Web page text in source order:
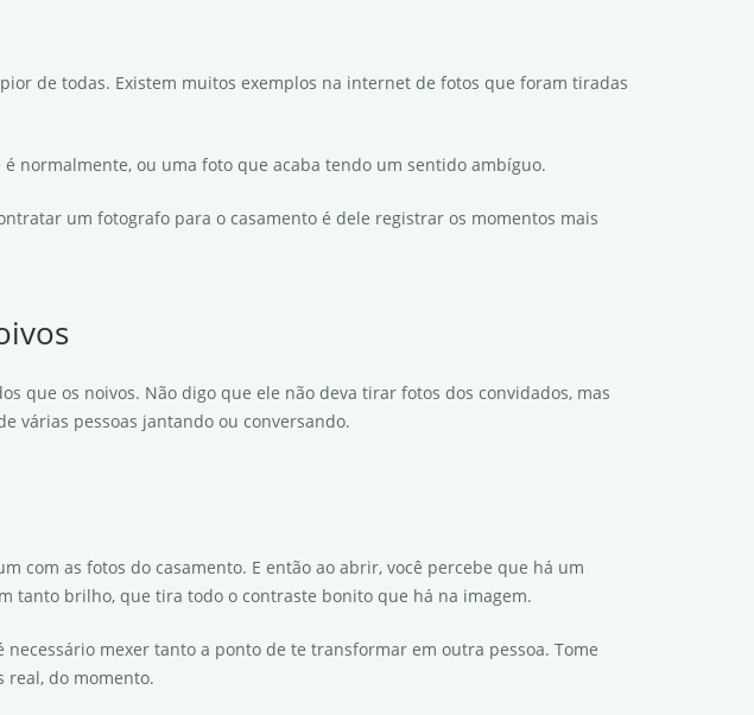
de todas. Existem muitos exemplos na internet de fotos que foram tiradas
normalmente, ou uma foto que acaba tendo um sentido ambíguo.
um fotografo para o casamento é dele registrar os momentos mais
que os noivos. Não digo que ele não deva tirar fotos dos convidados, mas
várias pessoas jantando ou conversando.
com as fotos do casamento. E então ao abrir, você percebe que há um
tanto brilho, que tira todo o contraste bonito que há na imagem.
mexer tanto a ponto de te transformar em outra pessoa. Tome
real, do momento.